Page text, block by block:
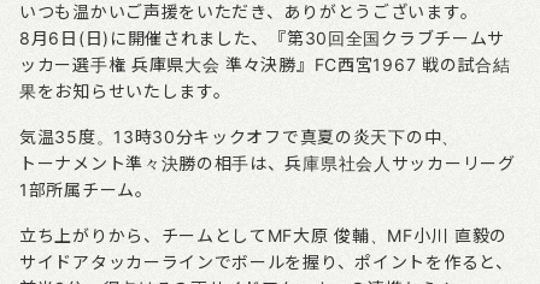
いつも温かいご声援をいただき、ありがとうございます。
8月6日(日)に開催されました、『第30回全国クラブチームサ
ッカー選手権 兵庫県大会 準々決勝』FC西宮1967 戦の試合結
果をお知らせいたします。
気温35度。13時30分キックオフで真夏の炎天下の中、
トーナメント準々決勝の相手は、兵庫県社会人サッカーリーグ
1部所属チーム。
立ち上がりから、チームとしてMF大原 俊輔、MF小川 直毅の
サイドアタッカーラインでボールを握り、ポイントを作ると、